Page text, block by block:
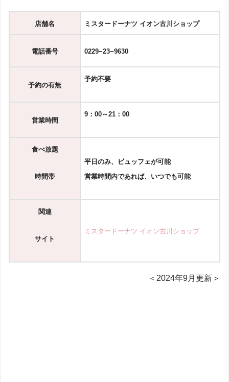
店舗名 ミスタードーナツ イオン古川ショップ
電話番号 0229−23−9630
予約の有無
予約不要
営業時間
9：00～21：00
食べ放題
時間帯
平日のみ、ビュッフェが可能
営業時間内であれば、いつでも可能
関連
サイト
ミスタードーナツ イオン古川ショップ
＜2024年9月更新＞